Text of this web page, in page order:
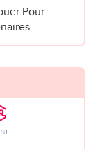
Pour